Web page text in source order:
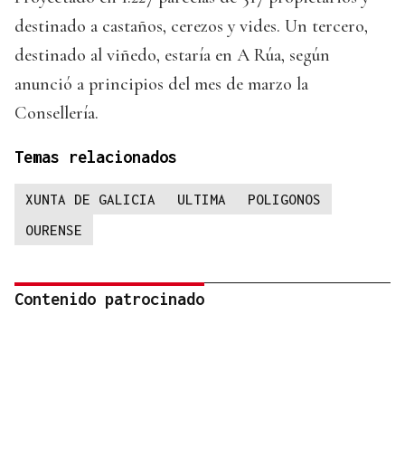
destinado a castaños, cerezos y vides. Un tercero,
destinado al viñedo, estaría en A Rúa, según
anunció a principios del mes de marzo la
Consellería.
Temas relacionados
XUNTA DE GALICIA ULTIMA
POLIGONOS
OURENSE
Contenido patrocinado